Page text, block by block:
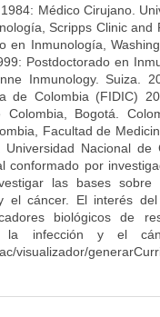
Médico Cirujano.
Scripps Clinic and
en Inmunología,
Postdoctorado en
Inmunology. Suiza.
de Colombia (FIDIC)
Bogotá.
Facultad de
Nacional
conformado por
las bases sobre
el cáncer. El interés
biológicos de
infección y el
visualizador/